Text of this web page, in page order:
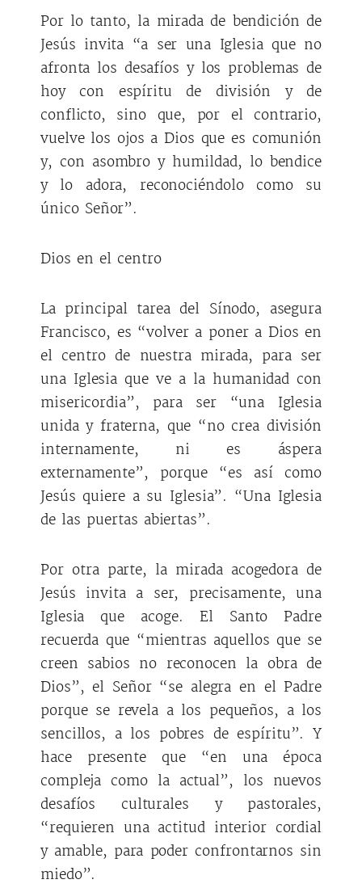
Por lo tanto, la mirada de bendición de
Jesús invita “a ser una Iglesia que no
afronta los desafíos y los problemas de
hoy con espíritu de división y de
conflicto, sino que, por el contrario,
vuelve los ojos a Dios que es comunión
y, con asombro y humildad, lo bendice
y lo adora, reconociéndolo como su
único Señor”.
Dios en el centro
La principal tarea del Sínodo, asegura
Francisco, es “volver a poner a Dios en
el centro de nuestra mirada, para ser
una Iglesia que ve a la humanidad con
misericordia”, para ser “una Iglesia
unida y fraterna, que “no crea división
internamente, ni es áspera
externamente”, porque “es así como
Jesús quiere a su Iglesia”. “Una Iglesia
de las puertas abiertas”.
Por otra parte, la mirada acogedora de
Jesús invita a ser, precisamente, una
Iglesia que acoge. El Santo Padre
recuerda que “mientras aquellos que se
creen sabios no reconocen la obra de
Dios”, el Señor “se alegra en el Padre
porque se revela a los pequeños, a los
sencillos, a los pobres de espíritu”. Y
hace presente que “en una época
compleja como la actual”, los nuevos
desafíos culturales y pastorales,
“requieren una actitud interior cordial
y amable, para poder confrontarnos sin
miedo”.